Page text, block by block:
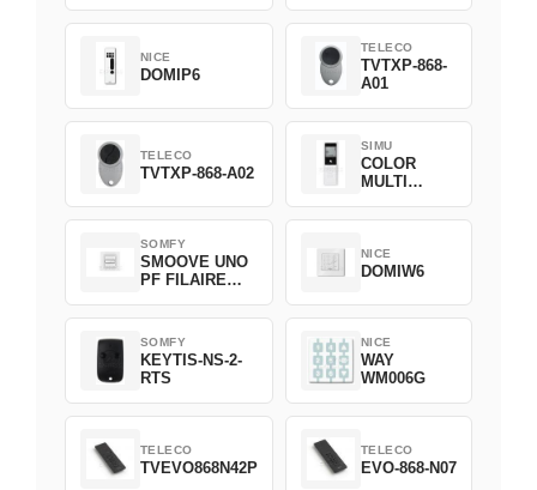
NICE
DOMIP6
TELECO
TVTXP-868-
A01
TELECO
TVTXP-868-A02
SIMU
COLOR
MULTI
2007348
SOMFY
SMOOVE UNO
PF FILAIRE
NICE
DOMIW6
SOMFY
KEYTIS-NS-2-
RTS
NICE
WAY
WM006G
TELECO
TVEVO868N42P
TELECO
EVO-868-N07